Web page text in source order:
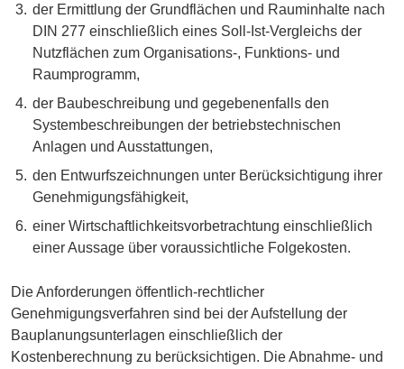
der Ermittlung der Grundflächen und Rauminhalte nach
DIN 277 einschließlich eines Soll-Ist-Vergleichs der
Nutzflächen zum Organisations-, Funktions- und
Raumprogramm,
der Baubeschreibung und gegebenenfalls den
Systembeschreibungen der betriebstechnischen
Anlagen und Ausstattungen,
den Entwurfszeichnungen unter Berücksichtigung ihrer
Genehmigungsfähigkeit,
einer Wirtschaftlichkeitsvorbetrachtung einschließlich
einer Aussage über voraussichtliche Folgekosten.
Die Anforderungen öffentlich-rechtlicher
Genehmigungsverfahren sind bei der Aufstellung der
Bauplanungsunterlagen einschließlich der
Kostenberechnung zu berücksichtigen. Die Abnahme- und